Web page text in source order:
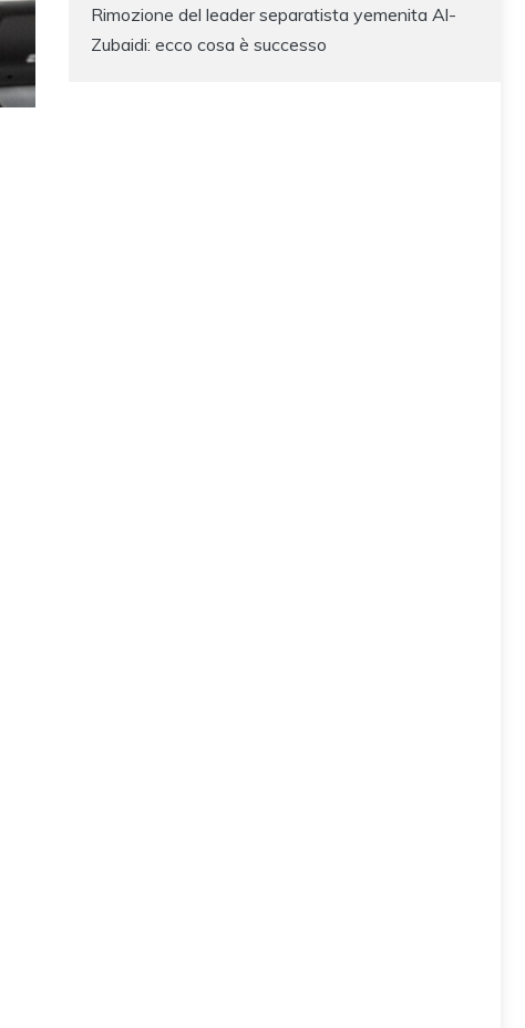
Rimozione del leader separatista yemenita Al-
Zubaidi: ecco cosa è successo